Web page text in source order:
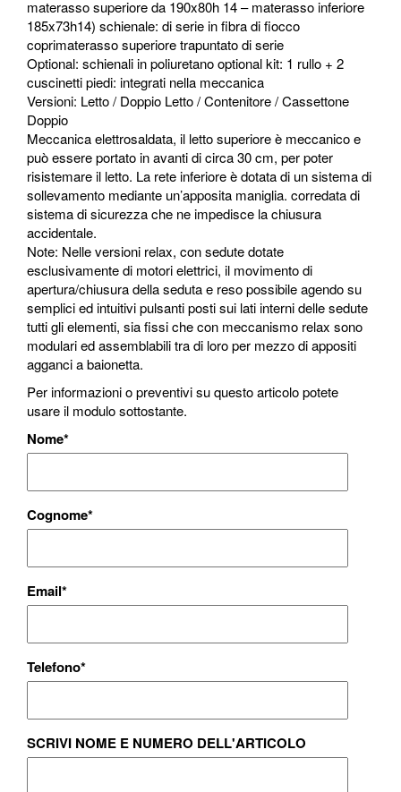
materasso superiore da 190x80h 14 – materasso inferiore
185x73h14) schienale: di serie in fibra di fiocco
coprimaterasso superiore trapuntato di serie
Optional: schienali in poliuretano optional kit: 1 rullo + 2
cuscinetti piedi: integrati nella meccanica
Versioni: Letto / Doppio Letto / Contenitore / Cassettone
Doppio
Meccanica elettrosaldata, il letto superiore è meccanico e
può essere portato in avanti di circa 30 cm, per poter
risistemare il letto. La rete inferiore è dotata di un sistema di
sollevamento mediante un’apposita maniglia. corredata di
sistema di sicurezza che ne impedisce la chiusura
accidentale.
Note: Nelle versioni relax, con sedute dotate
esclusivamente di motori elettrici, il movimento di
apertura/chiusura della seduta e reso possibile agendo su
semplici ed intuitivi pulsanti posti sui lati interni delle sedute
tutti gli elementi, sia fissi che con meccanismo relax sono
modulari ed assemblabili tra di loro per mezzo di appositi
agganci a baionetta.
Per informazioni o preventivi su questo articolo potete
usare il modulo sottostante.
Nome*
Cognome*
Email*
Telefono*
SCRIVI NOME E NUMERO DELL'ARTICOLO